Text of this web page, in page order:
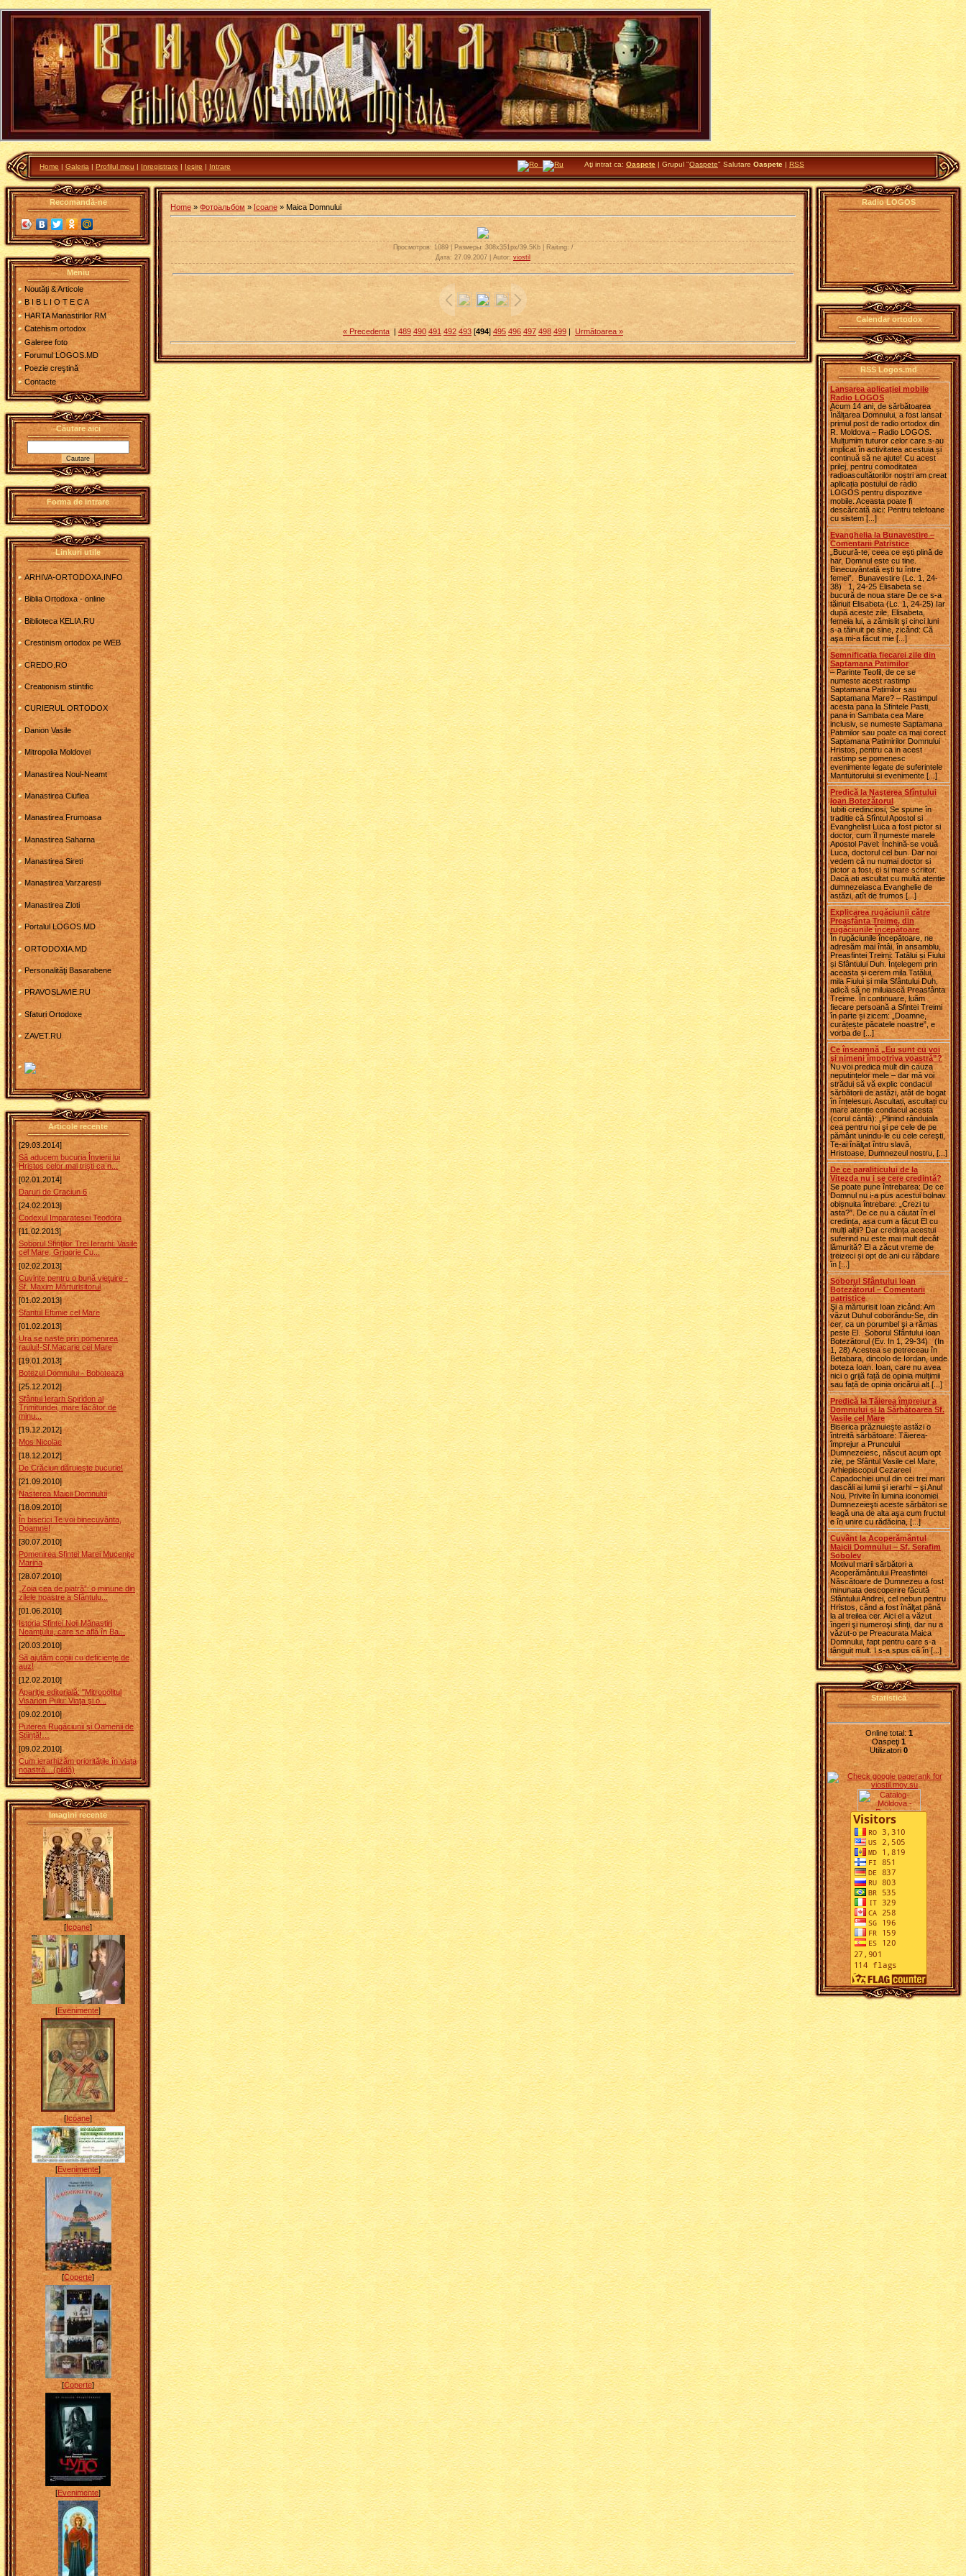
Home | Galeria | Profilul meu | Inregistrare | Ieşire | Intrare Aţi intrat ca: Oaspete | Grupul "Oaspete" Salutare Oaspete | RSS
Recomandă-ne
Meniu
Noutăţi & Articole
B I B L I O T E C A
HARTA Manastirilor RM
Catehism ortodox
Galeree foto
Forumul LOGOS.MD
Poezie creştină
Contacte
Căutare aici
Forma de intrare
Linkuri utile
ARHIVA-ORTODOXA.INFO
Biblia Ortodoxa - online
Biblioteca KELIA.RU
Crestinism ortodox pe WEB
CREDO.RO
Creationism stiintific
CURIERUL ORTODOX
Danion Vasile
Mitropolia Moldovei
Manastirea Noul-Neamt
Manastirea Ciuflea
Manastirea Frumoasa
Manastirea Saharna
Manastirea Sireti
Manastirea Varzaresti
Manastirea Zloti
Portalul LOGOS.MD
ORTODOXIA.MD
Personalităţi Basarabene
PRAVOSLAVIE.RU
Sfaturi Ortodoxe
ZAVET.RU
Articole recente
[29.03.2014]
Să aducem bucuria Învierii lui
Hristos celor mai trişti ca n...
[02.01.2014]
Daruri de Craciun 6
[24.02.2013]
Codexul Imparatesei Teodora
[11.02.2013]
Soborul Sfinţilor Trei Ierarhi: Vasile
cel Mare, Grigorie Cu...
[02.02.2013]
Cuvinte pentru o bună vieţuire -
Sf. Maxim Mărturisitorul
[01.02.2013]
Sfantul Eftimie cel Mare
[01.02.2013]
Ura se naste prin pomenirea
raului!-Sf.Macarie cel Mare
[19.01.2013]
Botezul Domnului - Boboteaza
[25.12.2012]
Sfântul Ierarh Spiridon al
Trimitundei, mare făcător de
minu...
[19.12.2012]
Mos Nicolae
[18.12.2012]
De Crăciun dăruieşte bucurie!
[21.09.2010]
Nasterea Maicii Domnului
[18.09.2010]
În biserici Te voi binecuvânta,
Doamne!
[30.07.2010]
Pomenirea Sfintei Marei Muceniţe
Marina
[28.07.2010]
„Zoia cea de piatră”: o minune din
zilele noastre a Sfântulu...
[01.06.2010]
Istoria Sfintei Noii Mănastiri
Neamţului, care se află în Ba...
[20.03.2010]
Să ajutăm copiii cu deficienţe de
auz!
[12.02.2010]
Apariţie editorială: "Mitropolitul
Visarion Puiu: Viaţa şi o...
[09.02.2010]
Puterea Rugăciunii și Oamenii de
Știință!…
[09.02.2010]
Cum ierarhizăm prioritățile în viața
noastră…(pildă)
Imagini recente
[Icoane]
[Evenimente]
[Icoane]
[Evenimente]
[Coperte]
[Coperte]
[Evenimente]
Home » Фотоальбом » Icoane » Maica Domnului
Просмотров: 1089 | Размеры: 308x351px/39.5Kb | Raiting: /
Дата: 27.09.2007 | Autor: viostil
« Precedenta | 489 490 491 492 493 [494] 495 496 497 498 499 | Următoarea »
Radio LOGOS
Calendar ortodox
RSS Logos.md
Lansarea aplicației mobile
Radio LOGOS
Acum 14 ani, de sărbătoarea
Înălțarea Domnului, a fost lansat
primul post de radio ortodox din
R. Moldova – Radio LOGOS.
Mulțumim tuturor celor care s-au
implicat în activitatea acestuia și
continuă să ne ajute! Cu acest
prilej, pentru comoditatea
radioascultătorilor noștri am creat
aplicația postului de radio
LOGOS pentru dispozitive
mobile. Aceasta poate fi
descărcată aici: Pentru telefoane
cu sistem [...]
Evanghelia la Bunavestire –
Comentarii Patristice
„Bucură-te, ceea ce eşti plină de
har, Domnul este cu tine.
Binecuvântată eşti tu între
femei”. Bunavestire (Lc. 1, 24-
38) 1, 24-25 Elisabeta se
bucură de noua stare De ce s-a
tăinuit Elisabeta (Lc. 1, 24-25) Iar
după aceste zile, Elisabeta,
femeia lui, a zămislit şi cinci luni
s-a tăinuit pe sine, zicând: Că
aşa mi-a făcut mie [...]
Semnificatia fiecarei zile din
Saptamana Patimilor
– Parinte Teofil, de ce se
numeste acest rastimp
Saptamana Patimilor sau
Saptamana Mare? – Rastimpul
acesta pana la Sfintele Pasti,
pana in Sambata cea Mare
inclusiv, se numeste Saptamana
Patimilor sau poate ca mai corect
Saptamana Patimirilor Domnului
Hristos, pentru ca in acest
rastimp se pomenesc
evenimente legate de suferintele
Mantuitorului si evenimente [...]
Predică la Naşterea Sfîntului
Ioan Botezătorul
Iubiti credinciosi, Se spune în
traditie că Sfîntul Apostol si
Evanghelist Luca a fost pictor si
doctor, cum îl numeste marele
Apostol Pavel: Închină-se vouă
Luca, doctorul cel bun. Dar noi
vedem că nu numai doctor si
pictor a fost, ci si mare scriitor.
Dacă ati ascultat cu multă atentie
dumnezeiasca Evanghelie de
astăzi, atît de frumos [...]
Explicarea rugăciunii către
Preasfânta Treime, din
rugăciunile începătoare
În rugăciunile începătoare, ne
adresăm mai întâi, în ansamblu,
Preasfintei Treimi: Tatălui și Fiului
și Sfântului Duh. Înțelegem prin
aceasta și cerem mila Tatălui,
mila Fiului și mila Sfântului Duh,
adică să ne miluiască Preasfânta
Treime. În continuare, luăm
fiecare persoană a Sfintei Treimi
în parte și zicem: „Doamne,
curățește păcatele noastre”, e
vorba de [...]
Ce înseamnă „Eu sunt cu voi
şi nimeni împotriva voastră”?
Nu voi predica mult din cauza
neputințelor mele – dar mă voi
strădui să vă explic condacul
sărbătorii de astăzi, atât de bogat
în înțelesuri. Ascultați, ascultați cu
mare atenție condacul acesta
(corul cântă): „Plinind rânduiala
cea pentru noi şi pe cele de pe
pământ unindu-le cu cele cereşti,
Te-ai înălţat întru slavă,
Hristoase, Dumnezeul nostru, [...]
De ce paraliticului de la
Vitezda nu i se cere credință?
Se poate pune întrebarea: De ce
Domnul nu i-a pus acestui bolnav
obișnuita întrebare: „Crezi tu
asta?”. De ce nu a căutat în el
credința, așa cum a făcut El cu
mulți alții? Dar credința acestui
suferind nu este mai mult decât
lămurită? El a zăcut vreme de
treizeci și opt de ani cu răbdare
în [...]
Soborul Sfântului Ioan
Botezătorul – Comentarii
patristice
Şi a mărturisit Ioan zicând: Am
văzut Duhul coborându-Se, din
cer, ca un porumbel şi a rămas
peste El. Soborul Sfântului Ioan
Botezătorul (Ev. In 1, 29-34) (In
1, 28) Acestea se petreceau în
Betabara, dincolo de Iordan, unde
boteza Ioan. Ioan, care nu avea
nici o grijă față de opinia mulţimii
sau față de opinia oricărui alt [...]
Predică la Tăierea împrejur a
Domnului şi la Sărbătoarea Sf.
Vasile cel Mare
Biserica prăznuieşte astăzi o
întreită sărbătoare: Tăierea-
împrejur a Pruncului
Dumnezeiesc, născut acum opt
zile, pe Sfântul Vasile cel Mare,
Arhiepiscopul Cezareei
Capadochiei unul din cei trei mari
dascăli ai lumii şi ierarhi – şi Anul
Nou. Privite în lumina iconomiei
Dumnezeieşti aceste sărbători se
leagă una de alta aşa cum fructul
e în unire cu rădăcina, [...]
Cuvânt la Acoperământul
Maicii Domnului ‒ Sf. Serafim
Sobolev
Motivul marii sărbători a
Acoperământului Preasfintei
Născătoare de Dumnezeu a fost
minunata descoperire făcută
Sfântului Andrei, cel nebun pentru
Hristos, când a fost înălţat până
la al treilea cer. Aici el a văzut
îngeri şi numeroşi sfinţi, dar nu a
văzut-o pe Preacurata Maica
Domnului, fapt pentru care s-a
tânguit mult. I s-a spus că în [...]
Statistică
Online total:1
Oaspeţi 1
Utilizatori 0